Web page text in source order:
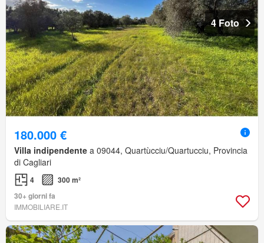
4 Foto
180.000 €
Villa indipendente a 09044, Quartùcciu/Quartucciu, Provincia
di Cagliari
4
300 m²
30+ giorni fa
IMMOBILIARE.IT